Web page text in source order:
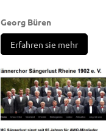
Georg Büren
Erfahren sie mehr